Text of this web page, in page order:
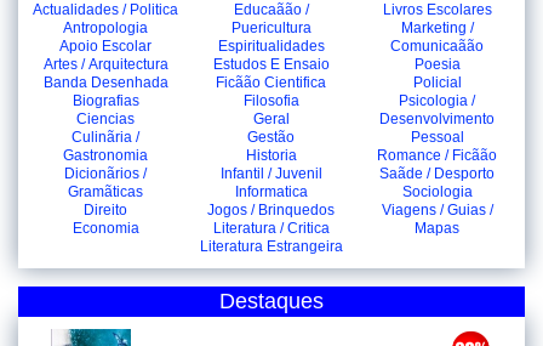
Actualidades / Politica
Antropologia
Apoio Escolar
Artes / Arquitectura
Banda Desenhada
Biografias
Ciencias
Culinãria /
Gastronomia
Dicionãrios /
Gramãticas
Direito
Economia
Educaãão /
Puericultura
Espiritualidades
Estudos E Ensaio
Ficãão Cientifica
Filosofia
Geral
Gestão
Historia
Infantil / Juvenil
Informatica
Jogos / Brinquedos
Literatura / Critica
Literatura Estrangeira
Livros Escolares
Marketing /
Comunicaãão
Poesia
Policial
Psicologia /
Desenvolvimento
Pessoal
Romance / Ficãão
Saãde / Desporto
Sociologia
Viagens / Guias /
Mapas
Destaques